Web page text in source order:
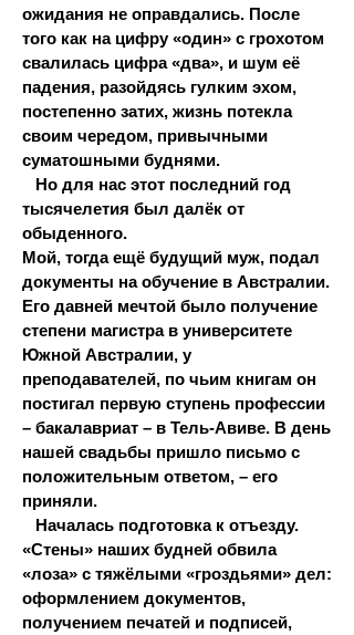
ожидания не оправдались. После
того как на цифру «один» с грохотом
свалилась цифра «два», и шум её
падения, разойдясь гулким эхом,
постепенно затих, жизнь потекла
своим чередом, привычными
суматошными буднями.
Но для нас этот последний год
тысячелетия был далёк от
обыденного.
Мой, тогда ещё будущий муж, подал
документы на обучение в Австралии.
Его давней мечтой было получение
степени магистра в университете
Южной Австралии, у
преподавателей, по чьим книгам он
постигал первую ступень профессии
– бакалавриат – в Тель-Авиве. В день
нашей свадьбы пришло письмо с
положительным ответом, – его
приняли.
Началась подготовка к отъезду.
«Стены» наших будней обвила
«лоза» с тяжёлыми «гроздьями» дел:
оформлением документов,
получением печатей и подписей,